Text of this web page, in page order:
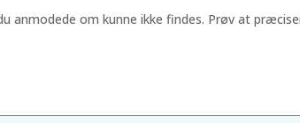
anmodede om kunne ikke findes. Prøv at